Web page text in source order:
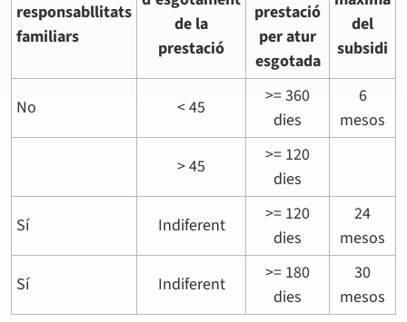
responsabllitats
familiars
de la
prestació
prestació
per atur
esgotada
del
subsidi
No < 45
>= 360
dies
6
mesos
> 45
>= 120
dies
Sí Indiferent
>= 120
dies
24
mesos
Sí Indiferent
>= 180
dies
30
mesos